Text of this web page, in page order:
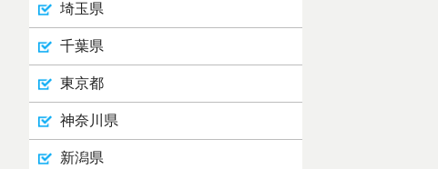
埼玉県
千葉県
東京都
神奈川県
新潟県